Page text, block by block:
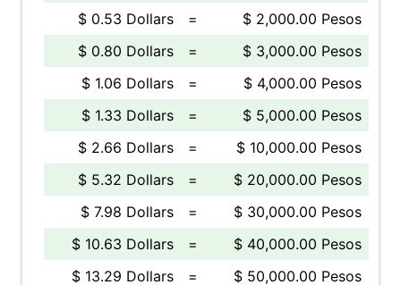
$ 0.53 Dollars
=
$ 2,000.00 Pesos
$ 0.80 Dollars
=
$ 3,000.00 Pesos
$ 1.06 Dollars
=
$ 4,000.00 Pesos
$ 1.33 Dollars
=
$ 5,000.00 Pesos
$ 2.66 Dollars
=
$ 10,000.00 Pesos
$ 5.32 Dollars
=
$ 20,000.00 Pesos
$ 7.98 Dollars
=
$ 30,000.00 Pesos
$ 10.63 Dollars
=
$ 40,000.00 Pesos
$ 13.29 Dollars
=
$ 50,000.00 Pesos